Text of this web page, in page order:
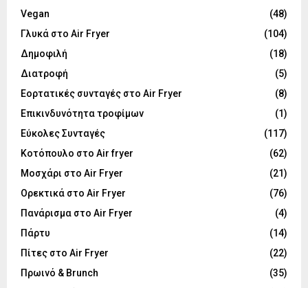
Vegan
(48)
Γλυκά στο Air Fryer
(104)
Δημοφιλή
(18)
Διατροφή
(5)
Εορτατικές συνταγές στο Air Fryer
(8)
Επικινδυνότητα τροφίμων
(1)
Εύκολες Συνταγές
(117)
Κοτόπουλο στο Air fryer
(62)
Μοσχάρι στο Air Fryer
(21)
Ορεκτικά στο Air Fryer
(76)
Πανάρισμα στο Air Fryer
(4)
Πάρτυ
(14)
Πίτες στο Air Fryer
(22)
Πρωινό & Brunch
(35)